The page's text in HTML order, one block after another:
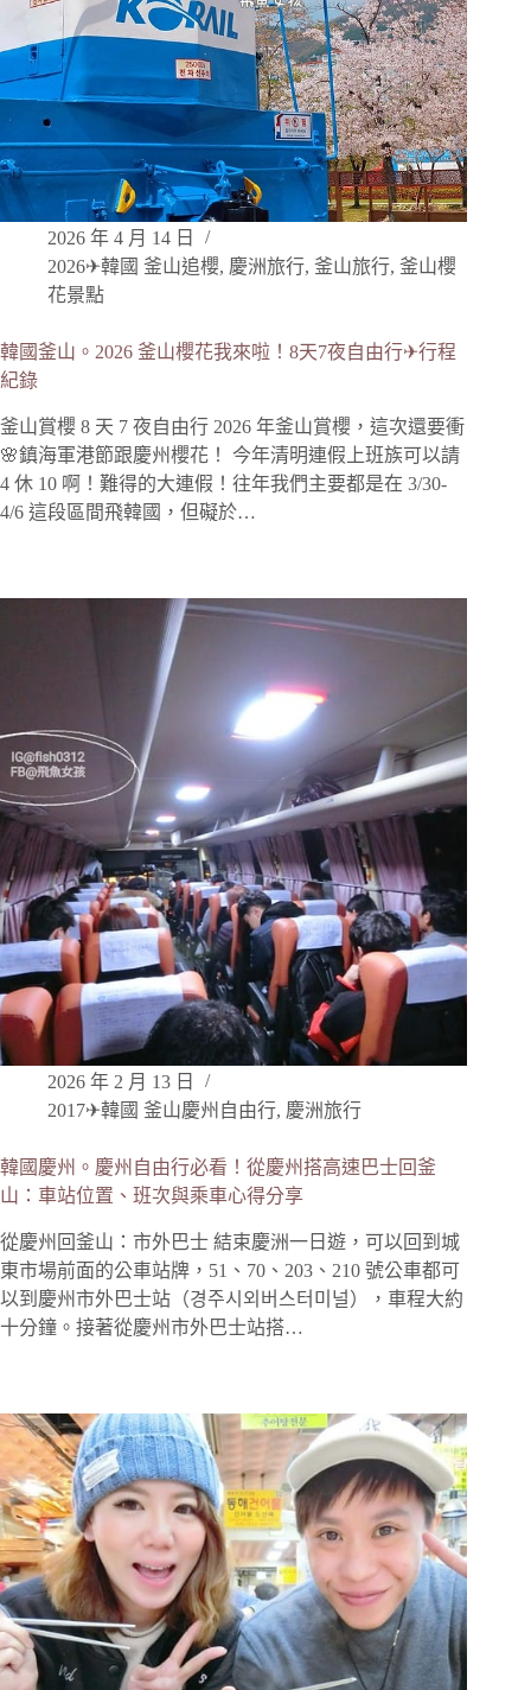
2026 年 4 月 14 日
2026✈韓國 釜山追櫻, 慶洲旅行, 釜山旅行, 釜山櫻
花景點
韓國釜山。2026 釜山櫻花我來啦！8天7夜自由行✈行程
紀錄
釜山賞櫻 8 天 7 夜自由行 2026 年釜山賞櫻，這次還要衝
🌸鎮海軍港節跟慶州櫻花！ 今年清明連假上班族可以請
4 休 10 啊！難得的大連假！往年我們主要都是在 3/30-
4/6 這段區間飛韓國，但礙於…
2026 年 2 月 13 日
2017✈韓國 釜山慶州自由行, 慶洲旅行
韓國慶州。慶州自由行必看！從慶州搭高速巴士回釜
山：車站位置、班次與乘車心得分享
從慶州回釜山：市外巴士 結束慶洲一日遊，可以回到城
東市場前面的公車站牌，51、70、203、210 號公車都可
以到慶州市外巴士站（경주시외버스터미널），車程大約
十分鐘。接著從慶州市外巴士站搭…